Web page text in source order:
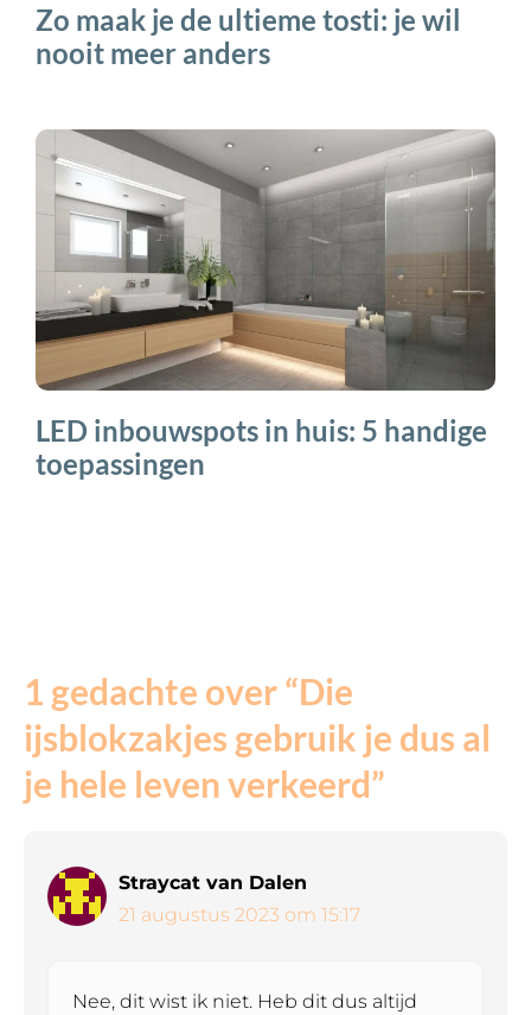
Zo maak je de ultieme tosti: je wil
nooit meer anders
LED inbouwspots in huis: 5 handige
toepassingen
1 gedachte over “Die
ijsblokzakjes gebruik je dus al
je hele leven verkeerd”
Straycat van Dalen
21 augustus 2023 om 15:17
Nee, dit wist ik niet. Heb dit dus altijd